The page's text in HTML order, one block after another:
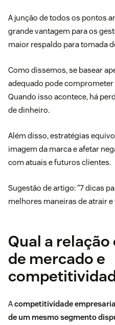
A junção de todos os pontos
grande vantagem para os
maior respaldo para tomada
Como dissemos, se basear
adequado pode
Quando isso acontece, há
de dinheiro.
Além disso, estratégias
imagem da marca e afetar
com atuais e futuros clientes.
Sugestão de artigo: “7 dicas
melhores maneiras de atrair
Qual a
de mercado e
Acompetitividade empresarial
de um mesmo segmento